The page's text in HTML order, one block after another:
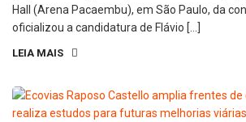
Hall (Arena Pacaembu), em São Paulo, da
oficializou a candidatura de Flávio […]
LEIA MAIS